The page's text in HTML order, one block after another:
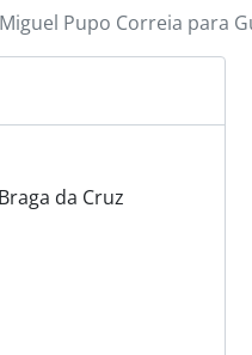
Pupo Correia para
da Cruz